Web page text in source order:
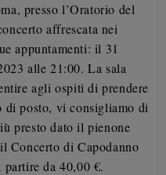
presso l’Oratorio del
affrescata nei
appuntamenti: il 31
alle 21:00. La sala
agli ospiti di prendere
di posto, vi consigliamo di
presto dato il pienone
Concerto di Capodanno
da 40,00 €.